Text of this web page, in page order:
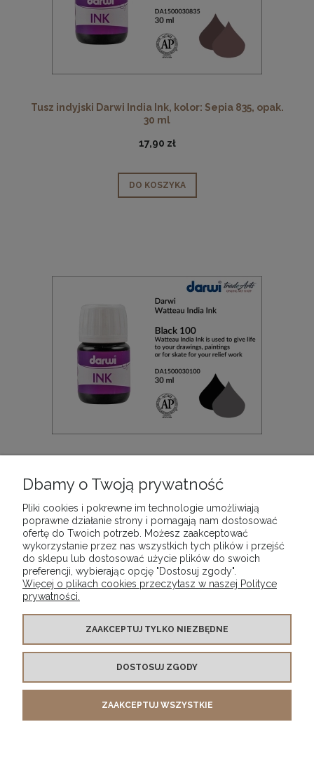
Tusz indyjski Darwi India Ink, kolor: Sepia 835, opak.
30 ml
17,90 zł
DO KOSZYKA
30 ml
17,90 zł
DO KOSZYKA
WARUNKI ZAKUPÓW
MOJE KONTO
INFORMACJE O SKLEPIE
Dbamy o Twoją prywatność
Pliki cookies i pokrewne im technologie umożliwiają
poprawne działanie strony i pomagają nam dostosować
ofertę do Twoich potrzeb. Możesz zaakceptować
wykorzystanie przez nas wszystkich tych plików i przejść
do sklepu lub dostosować użycie plików do swoich
preferencji, wybierając opcję "Dostosuj zgody".
Więcej o plikach cookies przeczytasz w naszej Polityce
prywatności.
ZAAKCEPTUJ TYLKO NIEZBĘDNE
DOSTOSUJ ZGODY
ZAAKCEPTUJ WSZYSTKIE